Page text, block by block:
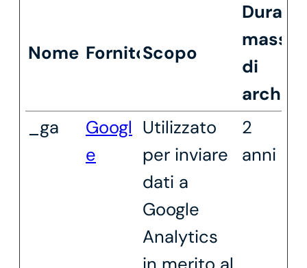
Nome FornitoreScopo
Durata
di
_ga
Googl
e
Utilizzato
per inviare
dati a
Google
Analytics
2
anni